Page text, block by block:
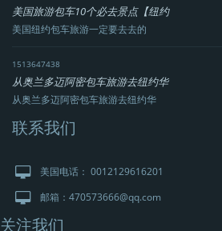
美国旅游包车10个必去景点【纽约
美国纽约包车旅游一定要去去的
1513647438
从奥兰多迈阿密包车旅游去纽约华
从奥兰多迈阿密包车旅游去纽约华
联系我们
美国电话： 0012129616201
邮箱：470573666@qq.com
关注我们